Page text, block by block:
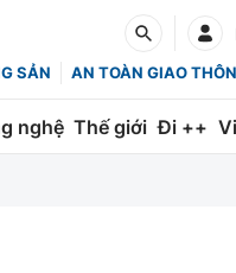
SẢN AN TOÀN GIAO
nghệ Thế giới Đi ++